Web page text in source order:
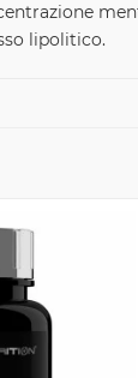
lipolitico.